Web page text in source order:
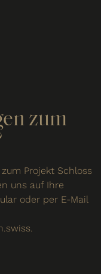
zum
Projekt Schloss
uns auf Ihre
oder per E-Mail